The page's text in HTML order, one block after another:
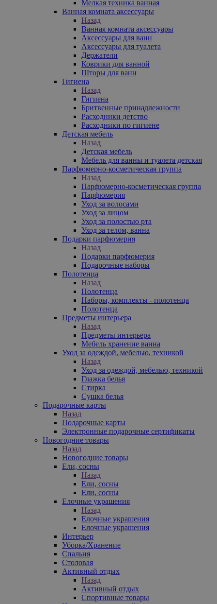
Мелкая техника ванная
Ванная комната аксессуары
Назад
Ванная комната аксессуары
Аксессуары для ванн
Аксессуары для туалета
Держатели
Коврики для ванной
Шторы для ванн
Гигиена
Назад
Гигиена
Бритвенные принадлежности
Расходники детство
Расходники по гигиене
Детская мебель
Назад
Детская мебель
Мебель для ванны и туалета детская
Парфюмерно-косметическая группа
Назад
Парфюмерно-косметическая группа
Парфюмерия
Уход за волосами
Уход за лицом
Уход за полостью рта
Уход за телом, ванна
Подарки парфюмерия
Назад
Подарки парфюмерия
Подарочные наборы
Полотенца
Назад
Полотенца
Наборы, комплекты - полотенца
Полотенца
Предметы интерьера
Назад
Предметы интерьера
Мебель хранение ванна
Уход за одеждой, мебелью, техникой
Назад
Уход за одеждой, мебелью, техникой
Глажка белья
Стирка
Сушка белья
Подарочные карты
Назад
Подарочные карты
Электронные подарочные сертификаты
Новогодние товары
Назад
Новогодние товары
Ели, сосны
Назад
Ели, сосны
Ели, сосны
Елочные украшения
Назад
Елочные украшения
Елочные украшения
Интерьер
Уборка/Хранение
Спальня
Столовая
Активный отдых
Назад
Активный отдых
Спортивные товары